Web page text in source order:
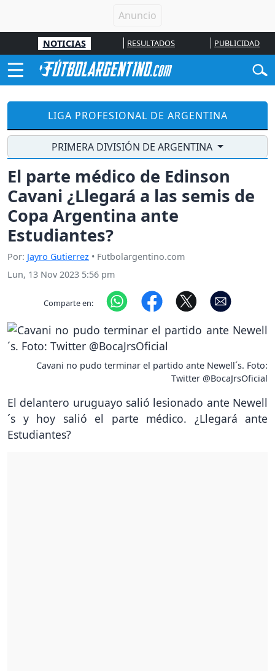
NOTICIAS RESULTADOS PUBLICIDAD
LIGA PROFESIONAL DE ARGENTINA
PRIMERA DIVISIÓN DE ARGENTINA
El parte médico de Edinson
Cavani ¿Llegará a las semis de
Copa Argentina ante
Estudiantes?
Por: Jayro Gutierrez • Futbolargentino.com
Lun, 13 Nov 2023 5:56 pm
Comparte en:
Cavani no pudo terminar el partido ante Newell´s. Foto:
Twitter @BocaJrsOficial
El delantero uruguayo salió lesionado ante Newell
´s y hoy salió el parte médico. ¿Llegará ante
Estudiantes?